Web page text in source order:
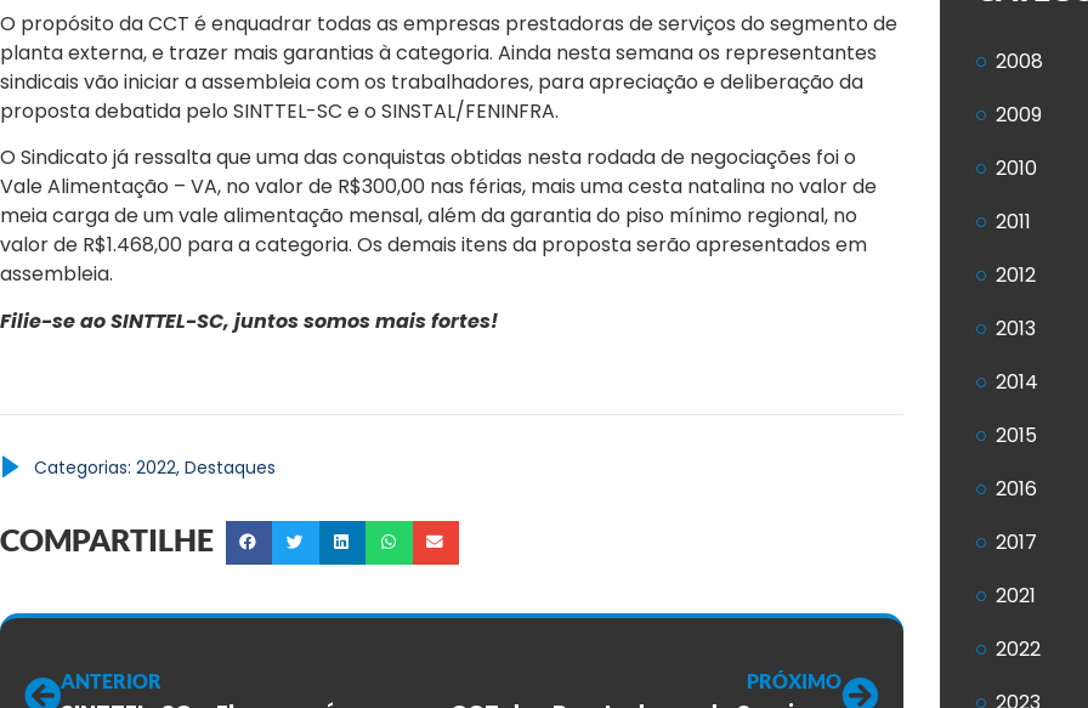
O propósito da CCT é enquadrar todas as empresas prestadoras de serviços do segmento de
planta externa, e trazer mais garantias à categoria. Ainda nesta semana os representantes
sindicais vão iniciar a assembleia com os trabalhadores, para apreciação e deliberação da
proposta debatida pelo SINTTEL-SC e o SINSTAL/FENINFRA.
O Sindicato já ressalta que uma das conquistas obtidas nesta rodada de negociações foi o
Vale Alimentação – VA, no valor de R$300,00 nas férias, mais uma cesta natalina no valor de
meia carga de um vale alimentação mensal, além da garantia do piso mínimo regional, no
valor de R$1.468,00 para a categoria. Os demais itens da proposta serão apresentados em
assembleia.
Filie-se ao SINTTEL-SC, juntos somos mais fortes!
Categorias: 2022, Destaques
COMPARTILHE
ANTERIOR PRÓXIMO
2008
2009
2010
2011
2012
2013
2014
2015
2016
2017
2021
2022